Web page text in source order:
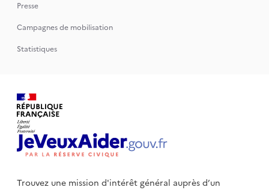
Presse
Campagnes de mobilisation
Statistiques
Trouvez une mission d'intérêt général auprès d’un